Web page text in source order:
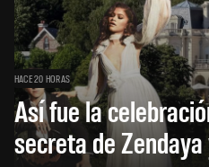
HACE 20 HORAS
Así fue la
secreta de